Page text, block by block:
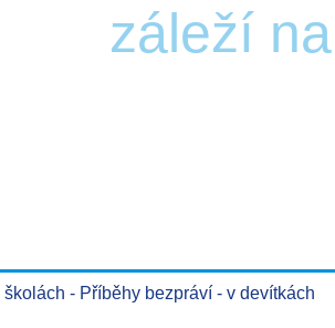
záleží
- Příběhy bezpráví - v devítkách